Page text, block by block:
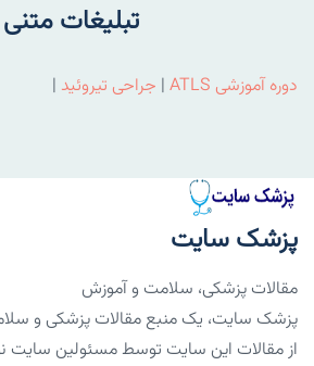
تبلیغات متنی
دوره آموزشی ATLS | جراحی تیروئید |
پزشک سایت
مقالات پزشکی، سلامت و آموزش
پزشک سایت، یک منبع مقالات پزشکی و
از مقالات این سایت توسط مسئولین سایت